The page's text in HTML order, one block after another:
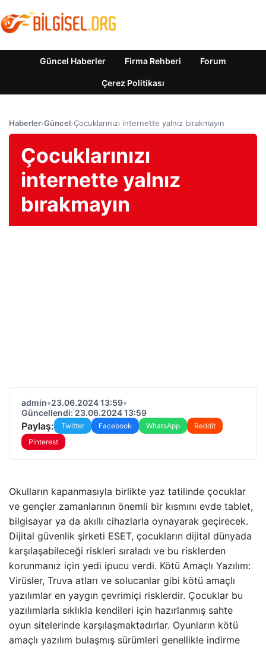
Güncel Haberler Firma Rehberi Forum
Çerez Politikası
Haberler›Güncel›Çocuklarınızı internette yalnız bırakmayın
Çocuklarınızı
internette yalnız
bırakmayın
admin•23.06.2024 13:59•
Güncellendi: 23.06.2024 13:59
Paylaş: Twitter Facebook WhatsApp
Reddit
Pinterest
Okulların kapanmasıyla birlikte yaz tatilinde çocuklar
ve gençler zamanlarının önemli bir kısmını evde tablet,
bilgisayar ya da akıllı cihazlarla oynayarak geçirecek.
Dijital güvenlik şirketi ESET, çocukların dijital dünyada
karşılaşabileceği riskleri sıraladı ve bu risklerden
korunmanız için yedi ipucu verdi. Kötü Amaçlı Yazılım:
Virüsler, Truva atları ve solucanlar gibi kötü amaçlı
yazılımlar en yaygın çevrimiçi risklerdir. Çocuklar bu
yazılımlarla sıklıkla kendileri için hazırlanmış sahte
oyun sitelerinde karşılaşmaktadırlar. Oyunların kötü
amaçlı yazılım bulaşmış sürümleri genellikle indirme